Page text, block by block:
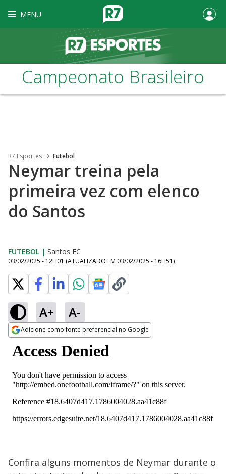
MENU
Campeonato Brasileiro
R7 Esportes Futebol
Neymar treina pela
primeira vez com elenco
do Santos
FUTEBOL | Santos FC
03/02/2025 - 12H01 (ATUALIZADO EM 03/02/2025 - 16H51)
A+ A-
Adicione como fonte preferencial no Google
Opens in new window
Confira alguns momentos de Neymar durante o